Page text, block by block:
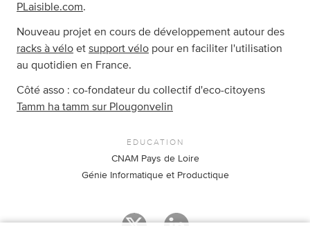
PLaisible.com.
Nouveau projet en cours de développement autour des
racks à vélo et support vélo pour en faciliter l'utilisation
au quotidien en France.
Côté asso : co-fondateur du collectif d'eco-citoyens
Tamm ha tamm sur Plougonvelin
EDUCATION
CNAM Pays de Loire
Génie Informatique et Productique